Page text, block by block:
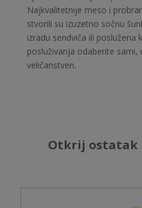
Najkvalitetnije meso i
stvorili su izuzetno sočnu
izradu sendviča ili poslužena
posluživanja odaberite sami,
veličanstven.
Otkrij ostatak